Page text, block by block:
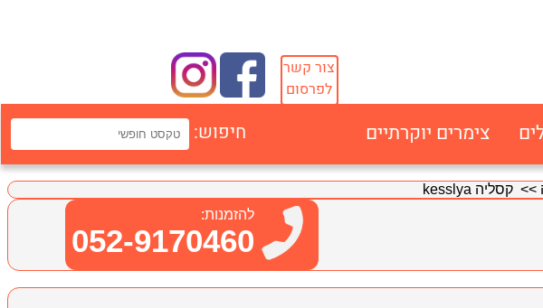
צור קשר
לפרסום
צימרים יוקרתיים חיפוש:
>> קסליה kesslya
להזמנות:
052-9170460